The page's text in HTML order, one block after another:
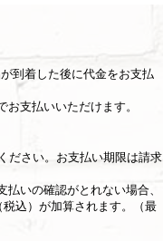
到着した後に代金をお支払
支払いいただけます。
ださい。お支払い期限は請求
いの確認がとれない場合、
込）が加算されます。（最